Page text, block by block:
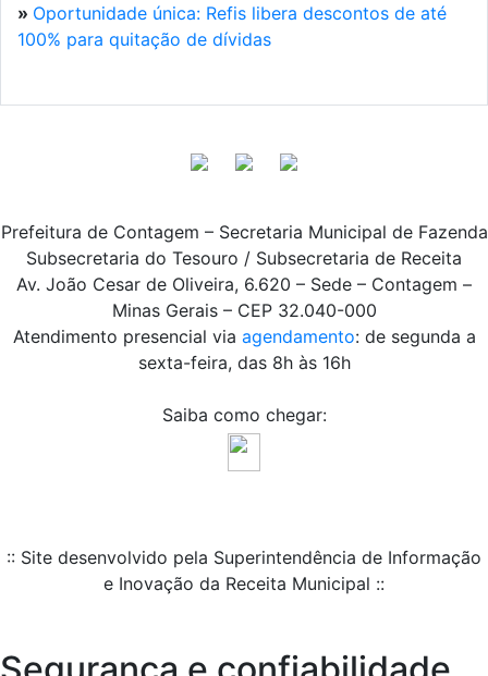
» Oportunidade única: Refis libera descontos de até
100% para quitação de dívidas
Prefeitura de Contagem – Secretaria Municipal de Fazenda
Subsecretaria do Tesouro / Subsecretaria de Receita
Av. João Cesar de Oliveira, 6.620 – Sede – Contagem –
Minas Gerais – CEP 32.040-000
Atendimento presencial via agendamento: de segunda a
sexta-feira, das 8h às 16h
Saiba como chegar:
:: Site desenvolvido pela Superintendência de Informação
e Inovação da Receita Municipal ::